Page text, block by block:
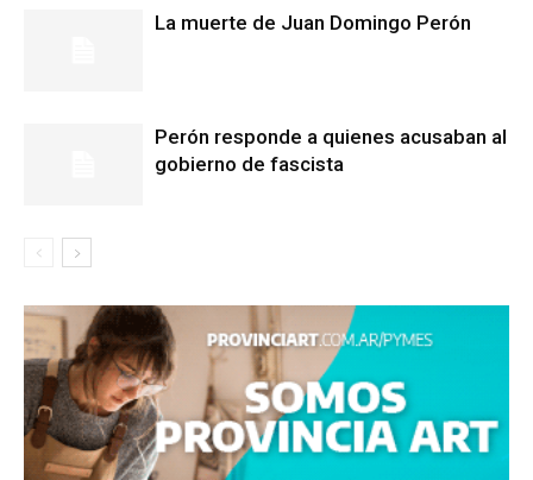
La muerte de Juan Domingo Perón
Perón responde a quienes acusaban al
gobierno de fascista